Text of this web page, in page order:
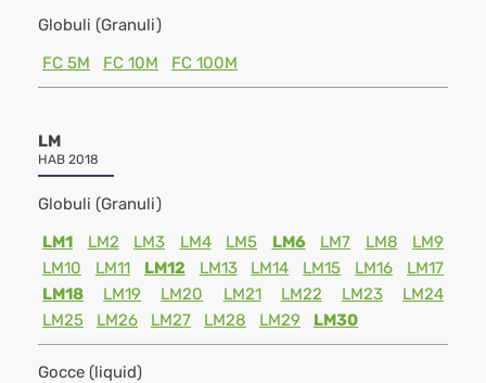
Globuli (Granuli)
FC 5M
FC 10M FC 100M
LM
HAB 2018
Globuli (Granuli)
LM1
LM2 LM3 LM4 LM5 LM6 LM7 LM8
LM9
LM10
LM11 LM12 LM13 LM14 LM15 LM16
LM17
LM18
LM19 LM20 LM21 LM22 LM23
LM24
LM25
LM26 LM27 LM28 LM29 LM30
Gocce (liquid)